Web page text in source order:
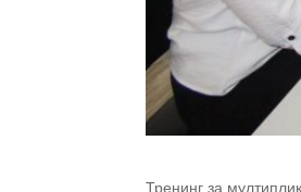
Тренинг за